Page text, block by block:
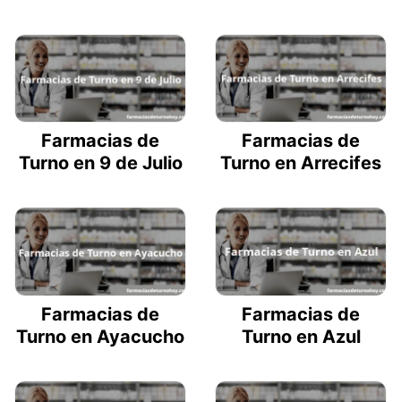
Farmacias de
Turno en 9 de Julio
Farmacias de
Turno en Arrecifes
Farmacias de
Turno en Ayacucho
Farmacias de
Turno en Azul